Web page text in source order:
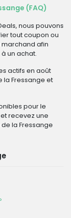
(FAQ)
nous pouvons
tout coupon ou
afin
un achat.
actifs en août
la Fressange et
pour le
recevez une
la Fressange